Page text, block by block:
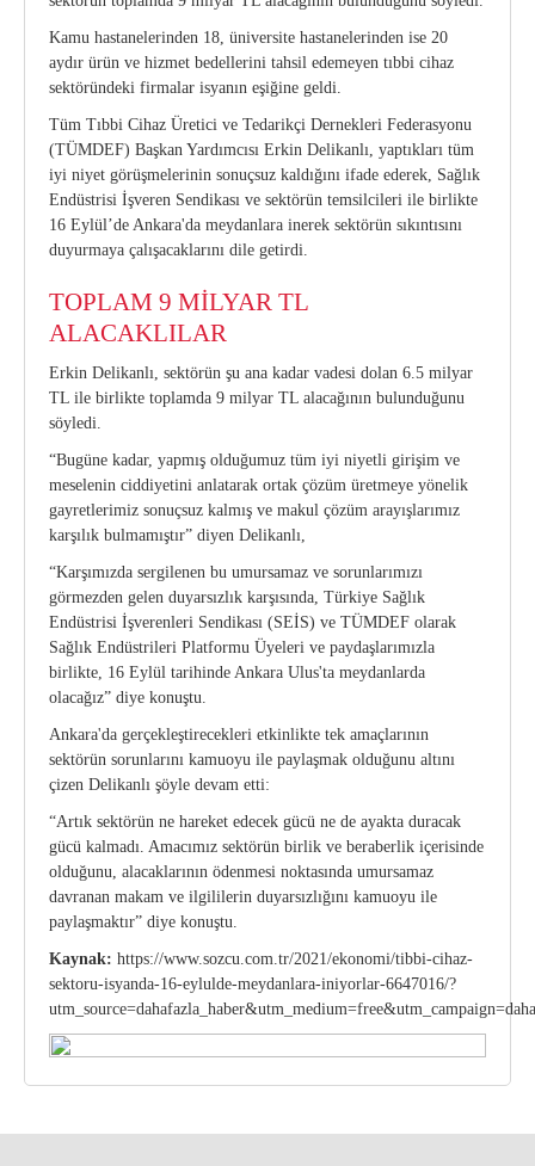
Kamu hastanelerinden 18, üniversite hastanelerinden ise 20
aydır ürün ve hizmet bedellerini tahsil edemeyen tıbbi cihaz
sektöründeki firmalar isyanın eşiğine geldi.
Tüm Tıbbi Cihaz Üretici ve Tedarikçi Dernekleri Federasyonu
(TÜMDEF) Başkan Yardımcısı Erkin Delikanlı, yaptıkları tüm
iyi niyet görüşmelerinin sonuçsuz kaldığını ifade ederek, Sağlık
Endüstrisi İşveren Sendikası ve sektörün temsilcileri ile birlikte
16 Eylül’de Ankara'da meydanlara inerek sektörün sıkıntısını
duyurmaya çalışacaklarını dile getirdi.
TOPLAM 9 MİLYAR TL
ALACAKLILAR
Erkin Delikanlı, sektörün şu ana kadar vadesi dolan 6.5 milyar
TL ile birlikte toplamda 9 milyar TL alacağının bulunduğunu
söyledi.
“Bugüne kadar, yapmış olduğumuz tüm iyi niyetli girişim ve
meselenin ciddiyetini anlatarak ortak çözüm üretmeye yönelik
gayretlerimiz sonuçsuz kalmış ve makul çözüm arayışlarımız
karşılık bulmamıştır” diyen Delikanlı,
“Karşımızda sergilenen bu umursamaz ve sorunlarımızı
görmezden gelen duyarsızlık karşısında, Türkiye Sağlık
Endüstrisi İşverenleri Sendikası (SEİS) ve TÜMDEF olarak
Sağlık Endüstrileri Platformu Üyeleri ve paydaşlarımızla
birlikte, 16 Eylül tarihinde Ankara Ulus'ta meydanlarda
olacağız” diye konuştu.
Ankara'da gerçekleştirecekleri etkinlikte tek amaçlarının
sektörün sorunlarını kamuoyu ile paylaşmak olduğunu altını
çizen Delikanlı şöyle devam etti:
“Artık sektörün ne hareket edecek gücü ne de ayakta duracak
gücü kalmadı. Amacımız sektörün birlik ve beraberlik içerisinde
olduğunu, alacaklarının ödenmesi noktasında umursamaz
davranan makam ve ilgililerin duyarsızlığını kamuoyu ile
paylaşmaktır” diye konuştu.
Kaynak: https://www.sozcu.com.tr/2021/ekonomi/tibbi-cihaz-
sektoru-isyanda-16-eylulde-meydanlara-iniyorlar-6647016/?
Kurumsal Kimlik Kılavuzu
Üretici Firmalar
CE Yönetmeliği
Onaylanmış Kuruluşlar Hakkında Yönetmelik
4703 Sayılı Kanun
Tıbbi Cihaz Direktifleri
Yeni AB Tıbbi Cihaz Regülasyonunun Getireceği
Sektörel Meslek Standartları
Tıbbi Cihazlarda Teknik Servis Mezvuatları
Bilgi Notları